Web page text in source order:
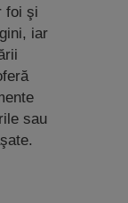
foi şi
iar
sau